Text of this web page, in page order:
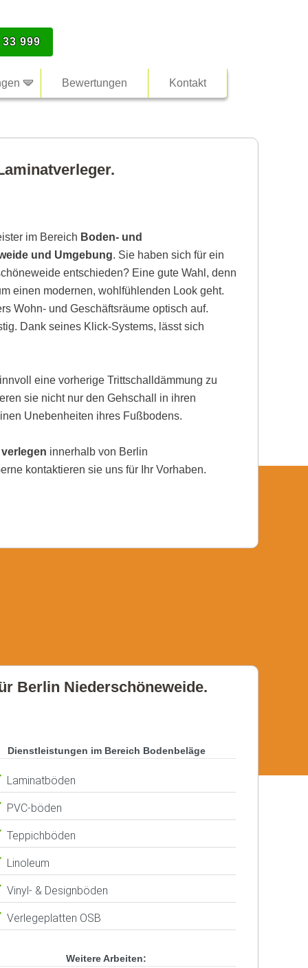
999
Bewertungen Kontakt
im Bereich Boden- und
und Umgebung. Sie haben sich für ein
entschieden? Eine gute Wahl, denn
einen modernen, wohlfühlenden Look geht.
Wohn- und Geschäftsräume optisch auf.
Dank seines Klick-Systems, lässt sich
eine vorherige Trittschalldämmung zu
sie nicht nur den Gehschall in ihren
Unebenheiten ihres Fußbodens.
innerhalb von Berlin
kontaktieren sie uns für Ihr Vorhaben.
Berlin Niederschöneweide.
Dienstleistungen im Bereich Bodenbeläge
Laminatböden
PVC-böden
Teppichböden
Linoleum
Vinyl- & Designböden
Verlegeplatten OSB
Weitere Arbeiten: